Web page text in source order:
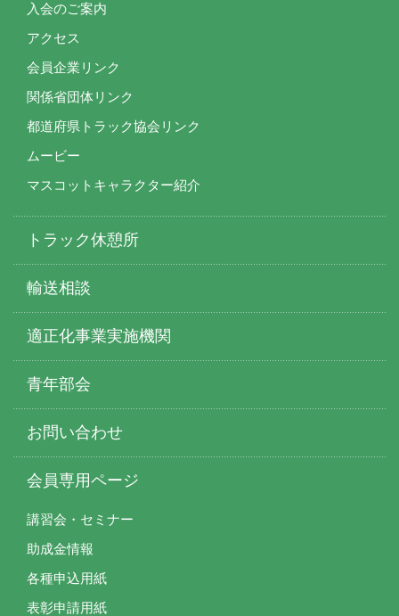
入会のご案内
アクセス
会員企業リンク
関係省団体リンク
都道府県トラック協会リンク
ムービー
マスコットキャラクター紹介
トラック休憩所
輸送相談
適正化事業実施機関
青年部会
お問い合わせ
会員専用ページ
講習会・セミナー
助成金情報
各種申込用紙
表彰申請用紙